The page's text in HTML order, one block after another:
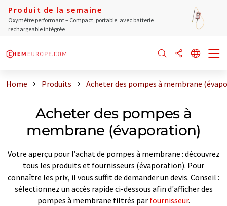
Produit de la semaine
Oxymètre performant – Compact, portable, avec batterie
rechargeable intégrée
Home Produits Acheter des pompes à membrane
Acheter des pompes à
membrane (évaporation)
Votre aperçu pour l’achat de pompes à membrane : découvrez
tous les produits et fournisseurs (évaporation). Pour
connaître les prix, il vous suffit de demander un devis. Conseil :
sélectionnez un accès rapide ci-dessous afin d'afficher des
pompes à membrane filtrés par fournisseur.